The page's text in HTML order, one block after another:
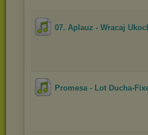
07. Aplauz - Wracaj
Promesa - Lot Ducha-